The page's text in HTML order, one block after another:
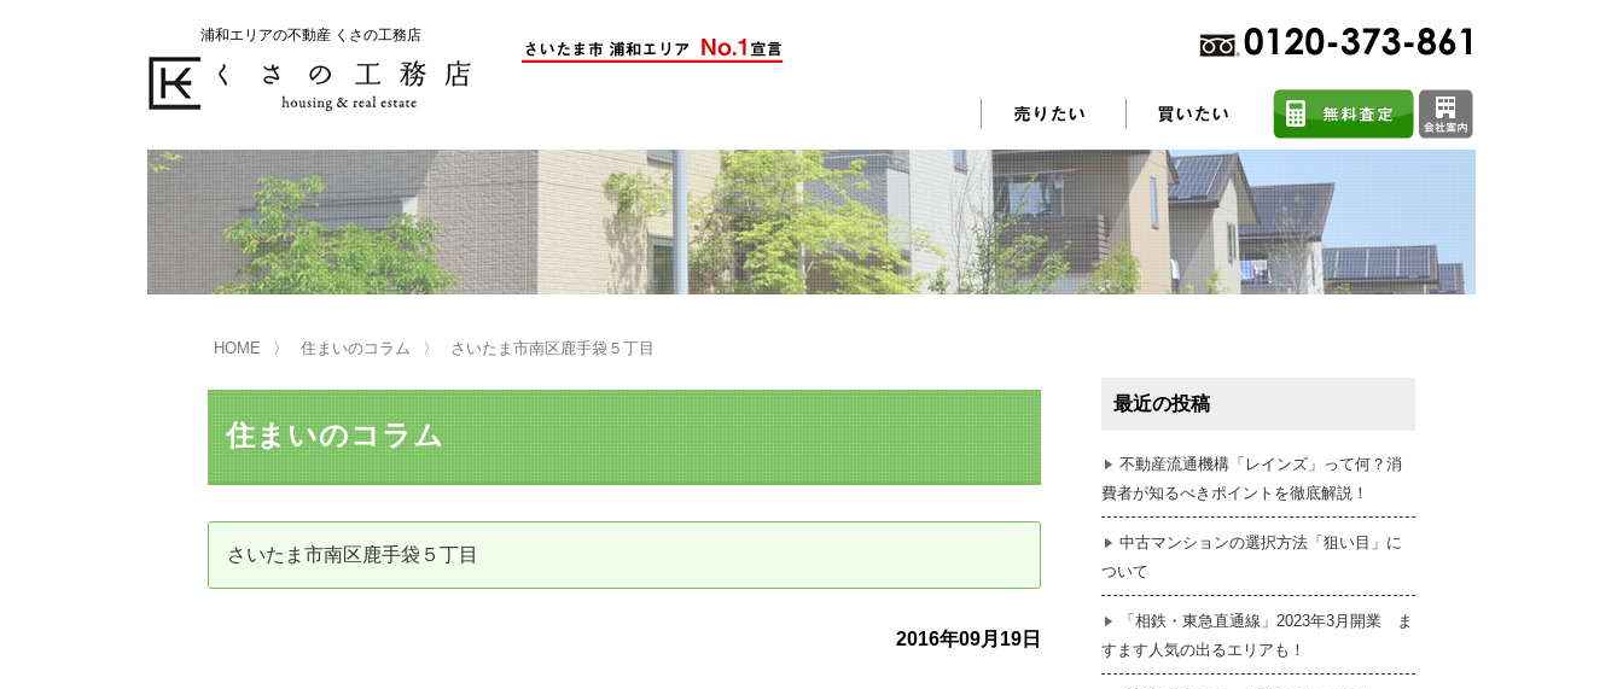
浦和エリアの不動産 くさの工務店
不動産の売却をお考えのお客様
くさの工務店が選ばれる理由 売却活動 売却されたお客様の声 不動産売却に関するよくある質問
買い替えサポート はじめての売却 不動産売却成功のコツ 任意売却
不動産の相続 売却前の修繕・リフォーム
売却の流れ（手順）
売買契約のご締結
不動産の購入をお考えのお客様
くさの工務店が選ばれる理由 購入されたお客様の声 不動産購入に関するよくある質問
住宅ローン控除・消費税について
リニュアル仲介とは
資産価値の減りにくい住宅購入 中古だから安心して購入できる仕組み リニュアル仲介で実現する豊かな暮らし はじめての物件探し
HOME 住まいのコラム さいたま市南区鹿手袋５丁目
住まいのコラム
さいたま市南区鹿手袋５丁目
2016年09月19日
最近の投稿
不動産流通機構「レインズ」って何？消
費者が知るべきポイントを徹底解説！
中古マンションの選択方法「狙い目」に
ついて
「相鉄・東急直通線」2023年3月開業 ま
すます人気の出るエリアも！